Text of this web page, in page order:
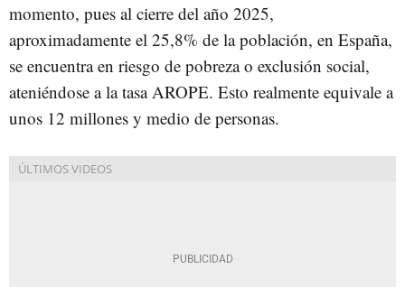
momento, pues al cierre del año 2025,
aproximadamente el 25,8% de la población, en España,
se encuentra en riesgo de pobreza o exclusión social,
ateniéndose a la tasa AROPE. Esto realmente equivale a
unos 12 millones y medio de personas.